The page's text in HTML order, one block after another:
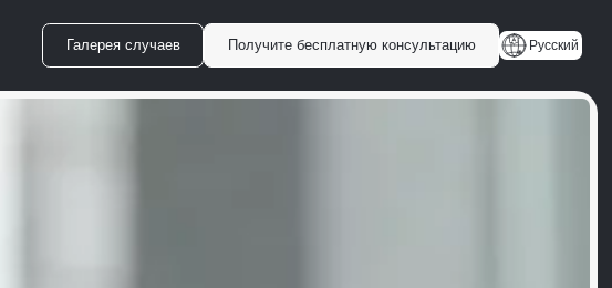
Галерея случаев Получите бесплатную консультацию Русский